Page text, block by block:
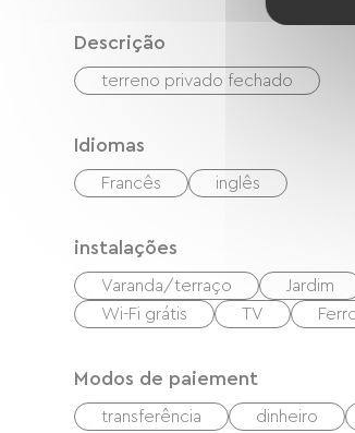
Descrição
terreno privado fechado
Idiomas
Francês inglês
instalações
Varanda/terraço Jardim
Wi-Fi grátis
TV
Modos de paiement
transferência dinheiro